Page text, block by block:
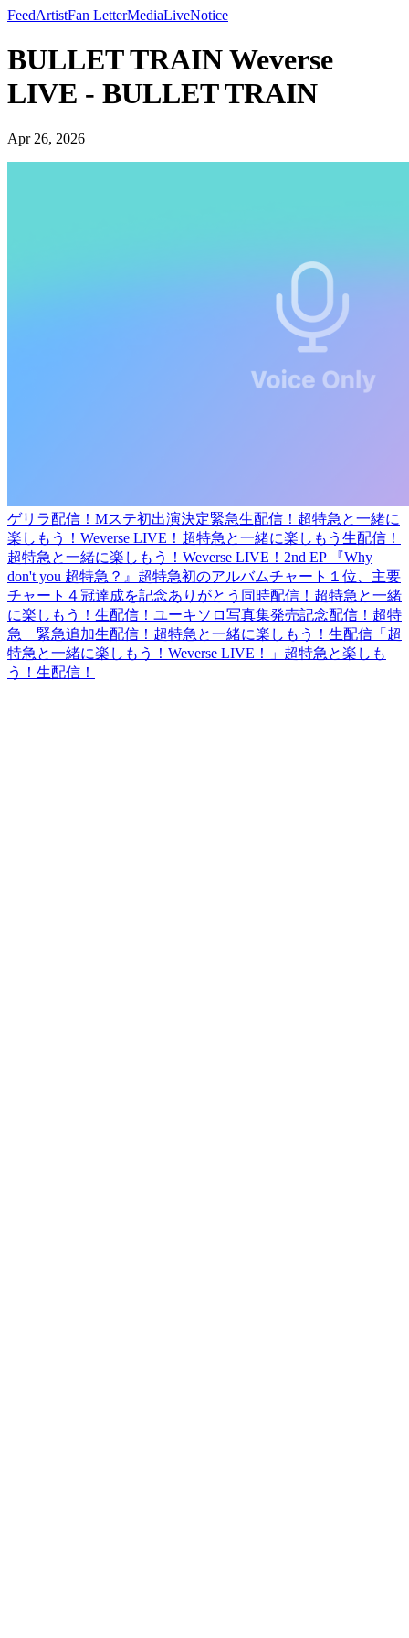
FeedArtistFan LetterMediaLiveNotice
BULLET TRAIN Weverse
LIVE - BULLET TRAIN
Apr 26, 2026
ゲリラ配信！ Mステ初出演決定緊急生配信！ 超特急と一緒に
楽しもう！Weverse LIVE！ 超特急と一緒に楽しもう生配信！
超特急と一緒に楽しもう！Weverse LIVE！ 2nd EP 『Why
don't you 超特急？』超特急初のアルバムチャート１位、主要
チャート４冠達成を記念ありがとう同時配信！ 超特急と一緒
に楽しもう！生配信！ ユーキソロ写真集発売記念配信！ 超特
急 緊急追加生配信！ 超特急と一緒に楽しもう！生配信 「超
特急と一緒に楽しもう！Weverse LIVE！」 超特急と楽しも
う！生配信！